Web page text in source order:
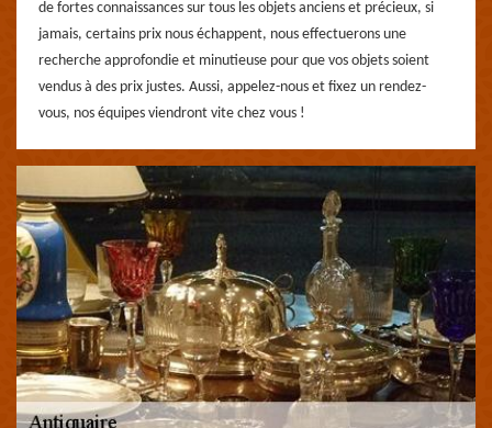
de fortes connaissances sur tous les objets anciens et précieux, si
jamais, certains prix nous échappent, nous effectuerons une
recherche approfondie et minutieuse pour que vos objets soient
vendus à des prix justes. Aussi, appelez-nous et fixez un rendez-
vous, nos équipes viendront vite chez vous !